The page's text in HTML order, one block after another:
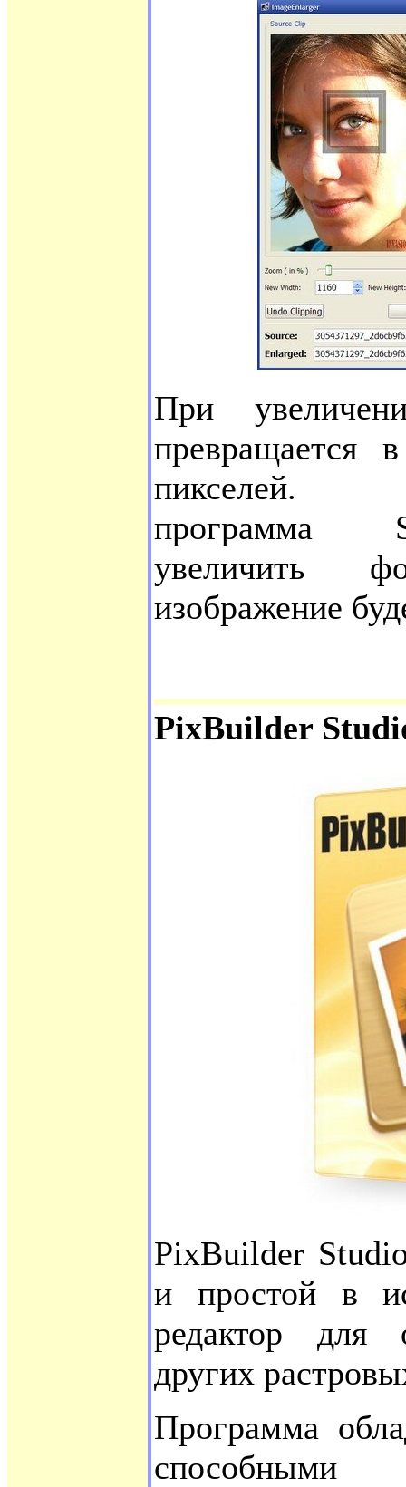
При
превращается
программа
увеличить
изображение
PixBuilder
PixBuilder
и простой в
редактор для
других
Программа
способными